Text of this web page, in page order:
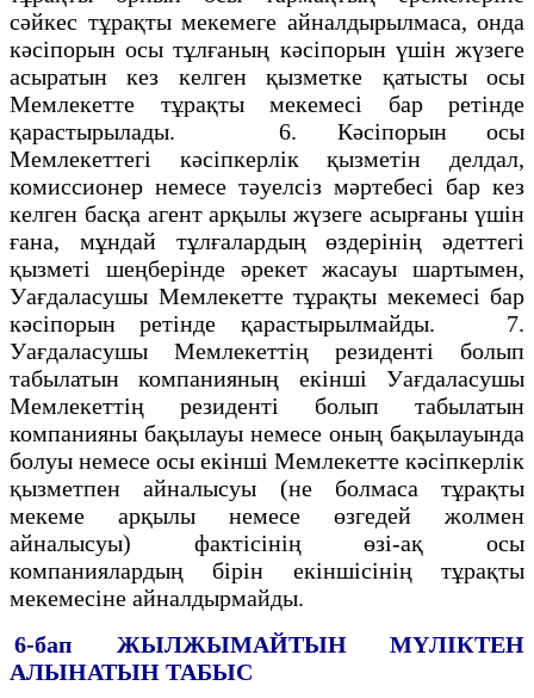
сәйкес тұрақты мекемеге айналдырылмаса, онда
кәсіпорын осы тұлғаның кәсіпорын үшін жүзеге
асыратын кез келген қызметке қатысты осы
Мемлекетте тұрақты мекемесі бар ретінде
қарастырылады. 6. Кәсіпорын осы
Мемлекеттегі кәсіпкерлік қызметін делдал,
комиссионер немесе тәуелсіз мәртебесі бар кез
келген басқа агент арқылы жүзеге асырғаны үшін
ғана, мұндай тұлғалардың өздерінің әдеттегі
қызметі шеңберінде әрекет жасауы шартымен,
Уағдаласушы Мемлекетте тұрақты мекемесі бар
кәсіпорын ретінде қарастырылмайды. 7.
Уағдаласушы Мемлекеттің резиденті болып
табылатын компанияның екінші Уағдаласушы
Мемлекеттің резиденті болып табылатын
компанияны бақылауы немесе оның бақылауында
болуы немесе осы екінші Мемлекетте кәсіпкерлік
қызметпен айналысуы (не болмаса тұрақты
мекеме арқылы немесе өзгедей жолмен
айналысуы) фактісінің өзі-ақ осы
компаниялардың бірін екіншісінің тұрақты
мекемесіне айналдырмайды.
6-бап
ЖЫЛЖЫМАЙТЫН МҮЛІКТЕН
АЛЫНАТЫН ТАБЫС